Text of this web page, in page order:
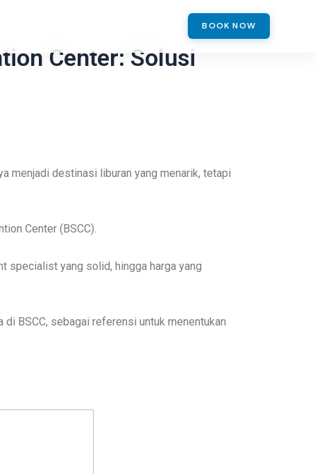
BOOK NOW
Center: Solusi
menjadi destinasi liburan yang menarik, tetapi
Center (BSCC).
specialist yang solid, hingga harga yang
BSCC, sebagai referensi untuk menentukan